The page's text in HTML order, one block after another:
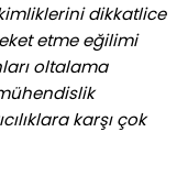
dikkatlice
etme eğilimi
oltalama
karşı çok